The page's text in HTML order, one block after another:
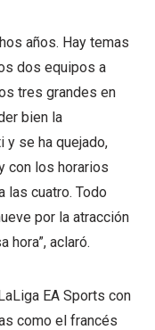
años. Hay temas
dos equipos a
tres grandes en
bien la
y se ha quejado,
con los horarios
las cuatro. Todo
por la atracción
hora”, aclaró.
EA Sports con
como el francés